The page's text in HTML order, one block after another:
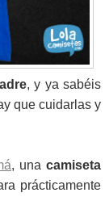
, y ya sabéis
que cuidarlas y
, una camiseta
prácticamente